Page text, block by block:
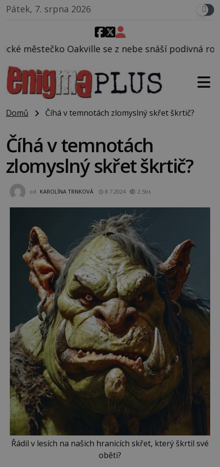
Pátek, 7. srpna 2026
z nebe snáší podivná rosolovitá látka
Domů Číhá v temnotách zlomyslný skřet škrtič?
Číhá v temnotách
zlomyslný skřet škrtič?
od KAROLÍNA TRNKOVÁ 8.7.2024 2.5tis
Řádil v lesích na našich hranicích skřet, který škrtil své
oběti?